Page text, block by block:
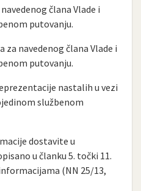
člana Vlade i
putovanju.
za navedenog člana Vlade i
putovanju.
nastalih u vezi
službenom
dostavite u
u članku 5. točki 11.
(NN 25/13,